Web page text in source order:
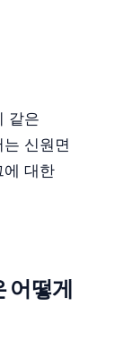
같은
신원면
에 대한
어떻게